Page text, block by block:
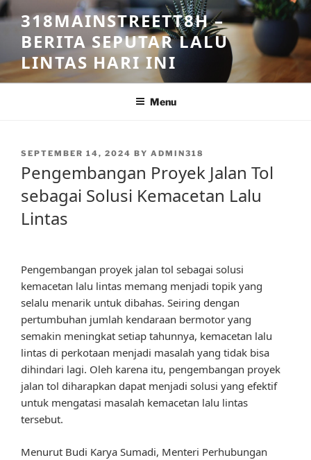
Skip
to
content
318MAINSTREETT8H –
BERITA SEPUTAR LALU
LINTAS HARI INI
Menu
POSTED
SEPTEMBER 14, 2024 BY ADMIN318
Pengembangan Proyek Jalan Tol
sebagai Solusi Kemacetan Lalu
Lintas
Pengembangan proyek jalan tol sebagai solusi
kemacetan lalu lintas memang menjadi topik yang
selalu menarik untuk dibahas. Seiring dengan
pertumbuhan jumlah kendaraan bermotor yang
semakin meningkat setiap tahunnya, kemacetan lalu
lintas di perkotaan menjadi masalah yang tidak bisa
dihindari lagi. Oleh karena itu, pengembangan proyek
jalan tol diharapkan dapat menjadi solusi yang efektif
untuk mengatasi masalah kemacetan lalu lintas
tersebut.
Menurut Budi Karya Sumadi, Menteri Perhubungan